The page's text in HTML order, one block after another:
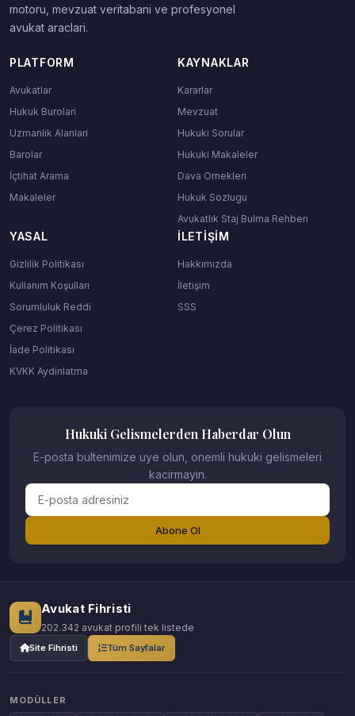
motoru, mevzuat veritabani ve profesyonel
avukat araclari.
PLATFORM
Avukatlar
Hukuk Burolari
Uzmanlik Alanlari
Barolar
İçtihat Arama
Makaleler
KAYNAKLAR
Kararlar
Mevzuat
Hukuki Sorular
Hukuki Makaleler
Dava Ornekleri
Hukuk Sozlugu
Avukatlık Staj Bulma Rehberi
YASAL
Gizlilik Politikası
Kullanım Koşulları
Sorumluluk Reddi
Çerez Politikası
İade Politikası
KVKK Aydinlatma
İLETIŞIM
Hakkımızda
İletişim
SSS
Hukuki Gelismelerden Haberdar Olun
E-posta bultenimize uye olun, onemli hukuki gelismeleri
kacirmayin.
Abone Ol
Avukat Fihristi
202.342 avukat profili tek listede
Site Fihristi Tüm Sayfalar
MODÜLLER